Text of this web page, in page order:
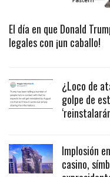
El día en que Donald
legales con ¡un caballo!
¿Loco de
golpe de
Implosión
casino,